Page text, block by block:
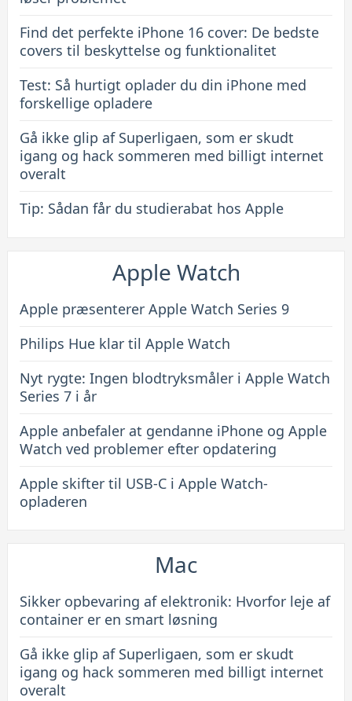
funktionalitet
Find det perfekte iPhone 16 cover: De bedste
covers til beskyttelse og funktionalitet
Test: Så hurtigt oplader du din iPhone med
forskellige opladere
Gå ikke glip af Superligaen, som er skudt
igang og hack sommeren med billigt internet
overalt
Tip: Sådan får du studierabat hos Apple
Apple Watch
Apple præsenterer Apple Watch Series 9
Philips Hue klar til Apple Watch
Nyt rygte: Ingen blodtryksmåler i Apple Watch
Series 7 i år
Apple anbefaler at gendanne iPhone og Apple
Watch ved problemer efter opdatering
Apple skifter til USB-C i Apple Watch-
opladeren
Mac
Sikker opbevaring af elektronik: Hvorfor leje af
container er en smart løsning
Gå ikke glip af Superligaen, som er skudt
igang og hack sommeren med billigt internet
overalt